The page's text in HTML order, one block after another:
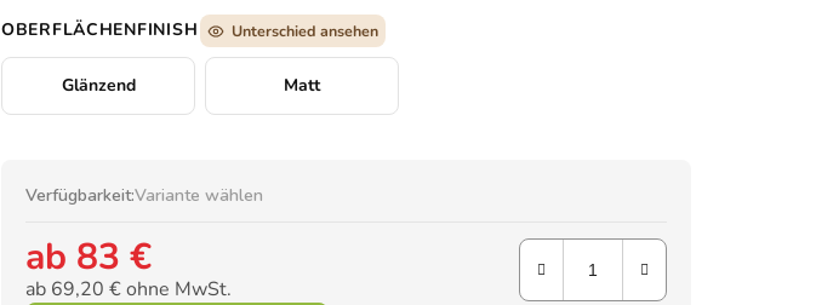
OBERFLÄCHENFINISH Unterschied ansehen
Glänzend Matt
Verfügbarkeit:Variante wählen
ab 83 €
ab 69,20 €ohne MwSt.